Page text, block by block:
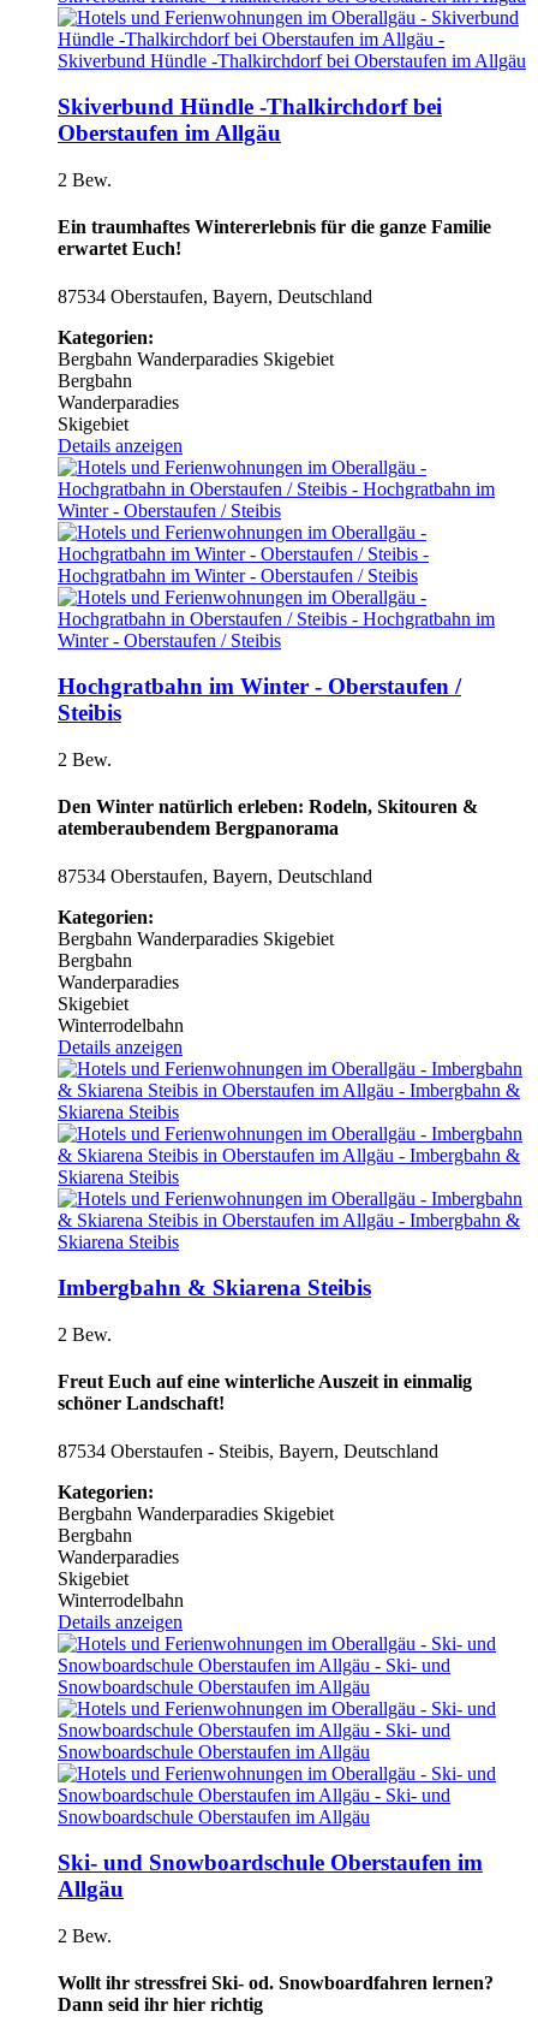
Skiverbund Hündle -Thalkirchdorf bei
Oberstaufen im Allgäu
2 Bew.
Ein traumhaftes Wintererlebnis für die ganze Familie
erwartet Euch!
87534 Oberstaufen, Bayern, Deutschland
Kategorien:
Bergbahn Wanderparadies Skigebiet
Bergbahn
Wanderparadies
Skigebiet
Details anzeigen
Hochgratbahn im Winter - Oberstaufen /
Steibis
2 Bew.
Den Winter natürlich erleben: Rodeln, Skitouren &
atemberaubendem Bergpanorama
87534 Oberstaufen, Bayern, Deutschland
Kategorien:
Bergbahn Wanderparadies Skigebiet
Bergbahn
Wanderparadies
Skigebiet
Winterrodelbahn
Details anzeigen
Imbergbahn & Skiarena Steibis
2 Bew.
Freut Euch auf eine winterliche Auszeit in einmalig
schöner Landschaft!
87534 Oberstaufen - Steibis, Bayern, Deutschland
Kategorien:
Bergbahn Wanderparadies Skigebiet
Bergbahn
Wanderparadies
Skigebiet
Winterrodelbahn
Details anzeigen
Ski- und Snowboardschule Oberstaufen im
Allgäu
2 Bew.
Wollt ihr stressfrei Ski- od. Snowboardfahren lernen?
Dann seid ihr hier richtig